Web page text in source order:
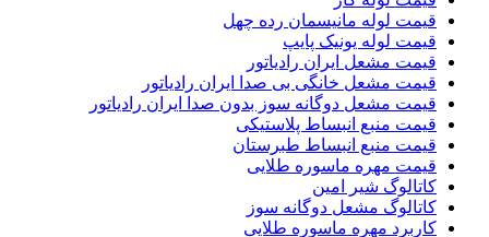
قیمت لوله مانیسمان رده چهل
قیمت لوله یونیک پایپ
قیمت مشعل ایران رادیاتور
قیمت مشعل خانگی بی صدا ایران رادیاتور
قیمت مشعل دوگانه سوز بدون صدا ایران رادیاتور
قیمت منبع انبساط پلاستیکی
قیمت منبع انبساط طبرستان
قیمت مهره ماسوره طلایی
کاتالوگ شیر امین
کاتالوگ مشعل دوگانه سوز
کاربرد مهره ماسوره طلایی